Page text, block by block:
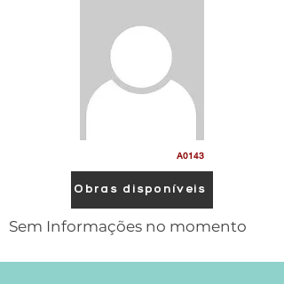
A0143
Obras disponíveis
Sem Informações no momento